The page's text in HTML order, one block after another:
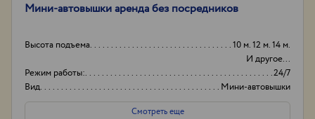
Мини-автовышки аренда без посредников
Высота подъема
10 м. 12 м. 14 м.
И другое...
Режим работы:
24/7
Вид
Мини-автовышки
Высота вышки
17м
Смотреть еще